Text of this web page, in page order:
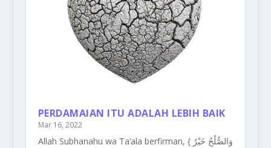
PERDAMAIAN ITU ADALAH LEBIH BAIK
Mar 16, 2022
Allah Subhanahu wa Ta’ala berfirman, { وَالصُّلْحُ خَيْرٌ